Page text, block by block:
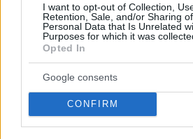
I want to opt-out of Collection,
Retention, Sale, and/or Sharing
Personal Data that Is Unrelated
Purposes for which it was
Opted In
Google consents
CONFIRM
08.08.2026, 21:22